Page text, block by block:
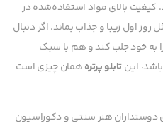
بالای مواد استفاده‌شده در
اول زیبا و جذاب بماند. اگر دنبال
به خود جلب کند و هم با سبک
اینتابلو پرترههمان چیزی است
دوستداران هنر سنتی و دکوراسیون